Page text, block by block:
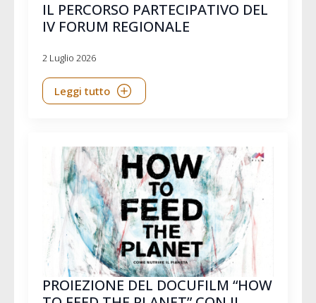
IL PERCORSO PARTECIPATIVO DEL
IV FORUM REGIONALE
2 Luglio 2026
Leggi tutto
PROIEZIONE DEL DOCUFILM “HOW